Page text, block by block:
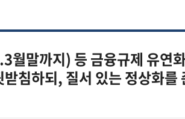
말까지) 등 금융규제 유연
침하되, 질서 있는 정상화를